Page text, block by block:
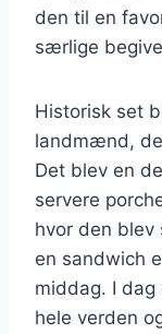
den til en
særlige
Historisk set
landmænd,
Det blev en
servere
hvor den blev
en sandwich
middag. I
hele verden